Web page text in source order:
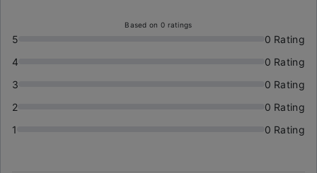
Based on 0 ratings
5
0 Rating
4
0 Rating
3
0 Rating
2
0 Rating
1
0 Rating